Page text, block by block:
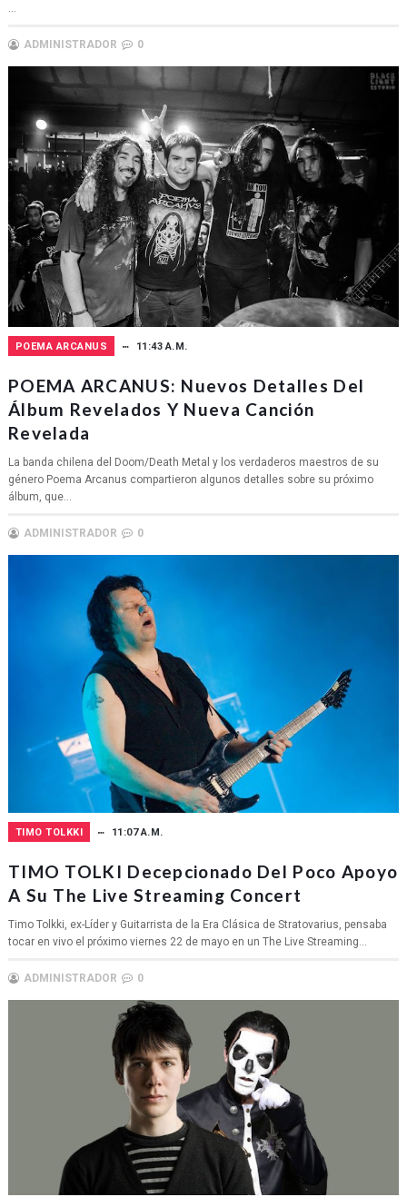
...
ADMINISTRADOR 0
POEMA ARCANUS 11:43 A.M.
POEMA ARCANUS: Nuevos Detalles Del
Álbum Revelados Y Nueva Canción
Revelada
La banda chilena del Doom/Death Metal y los verdaderos maestros de su
género Poema Arcanus compartieron algunos detalles sobre su próximo
álbum, que...
ADMINISTRADOR 0
TIMO TOLKKI 11:07 A.M.
TIMO TOLKI Decepcionado Del Poco Apoyo
A Su The Live Streaming Concert
Timo Tolkki, ex-Líder y Guitarrista de la Era Clásica de Stratovarius, pensaba
tocar en vivo el próximo viernes 22 de mayo en un The Live Streaming...
ADMINISTRADOR 0